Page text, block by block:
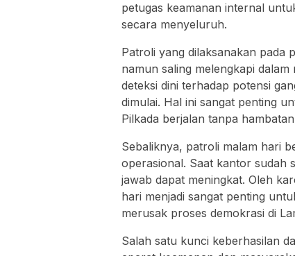
petugas keamanan internal
secara menyeluruh.
Patroli yang dilaksanakan pada
namun saling melengkapi
deteksi dini terhadap potensi
dimulai. Hal ini sangat penting
Pilkada berjalan tanpa
Sebaliknya, patroli malam hari
operasional. Saat kantor sudah
jawab dapat meningkat. Oleh
hari menjadi sangat penting
merusak proses demokrasi di
Salah satu kunci keberhasilan